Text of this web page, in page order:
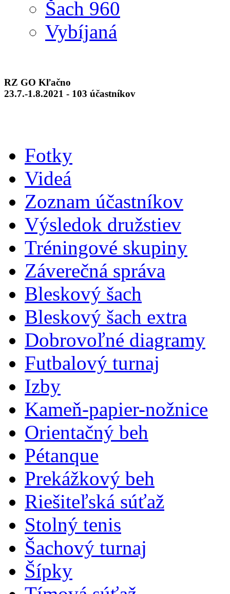
Šach 960
Vybíjaná
RZ GO Kľačno
23.7.-1.8.2021 - 103 účastníkov
Fotky
Videá
Zoznam účastníkov
Výsledok družstiev
Tréningové skupiny
Záverečná správa
Bleskový šach
Bleskový šach extra
Dobrovoľné diagramy
Futbalový turnaj
Izby
Kameň-papier-nožnice
Orientačný beh
Pétanque
Prekážkový beh
Riešiteľská súťaž
Stolný tenis
Šachový turnaj
Šípky